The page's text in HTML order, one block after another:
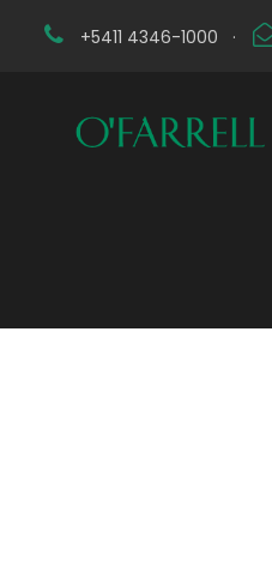
+5411 4346-1000 ·